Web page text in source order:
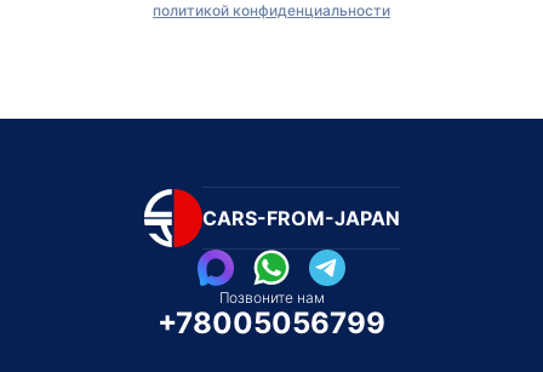
политикой конфиденциальности
CARS-FROM-JAPAN
Позвоните нам
+78005056799